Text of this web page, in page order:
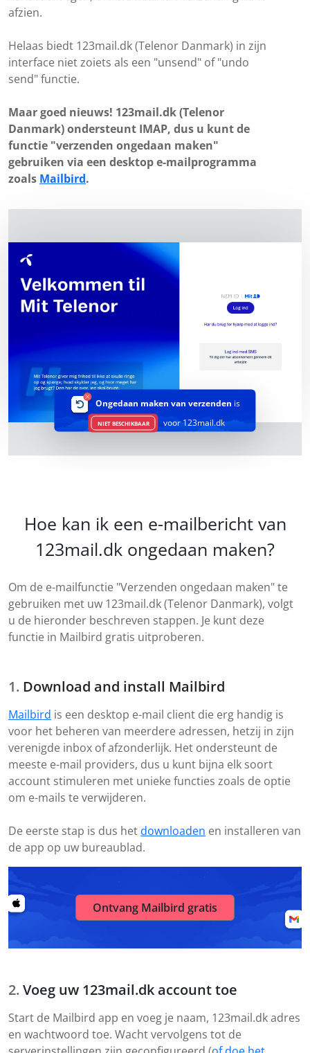
afzien.
Helaas biedt 123mail.dk (Telenor Danmark) in zijn
interface niet zoiets als een "unsend" of "undo
send" functie.
Maar goed nieuws! 123mail.dk (Telenor
Danmark) ondersteunt IMAP, dus u kunt de
functie "verzenden ongedaan maken"
gebruiken via een desktop e-mailprogramma
zoals Mailbird.
Ongedaan maken van verzenden is
NIET BESCHIKBAAR voor 123mail.dk
Hoe kan ik een e-mailbericht van
123mail.dk ongedaan maken?
Om de e-mailfunctie "Verzenden ongedaan maken" te
gebruiken met uw 123mail.dk (Telenor Danmark), volgt
u de hieronder beschreven stappen. Je kunt deze
functie in Mailbird gratis uitproberen.
Download and install Mailbird
Mailbird is een desktop e-mail client die erg handig is
voor het beheren van meerdere adressen, hetzij in zijn
verenigde inbox of afzonderlijk. Het ondersteunt de
meeste e-mail providers, dus u kunt bijna elk soort
account stimuleren met unieke functies zoals de optie
om e-mails te verwijderen.
De eerste stap is dus het downloaden en installeren van
de app op uw bureaublad.
Ontvang Mailbird gratis
Voeg uw 123mail.dk account toe
Start de Mailbird app en voeg je naam, 123mail.dk adres
en wachtwoord toe. Wacht vervolgens tot de